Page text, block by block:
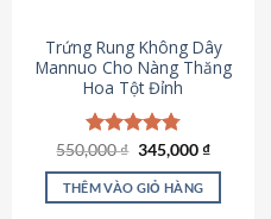
Trứng Rung Không Dây
Mannuo Cho Nàng Thăng
Hoa Tột Đỉnh
Được xếp
hạng4.81
5 sao
550,000₫ Giá
là:
550,000 ₫.
345,000₫Giá
tại
THÊM VÀO GIỎ HÀNG